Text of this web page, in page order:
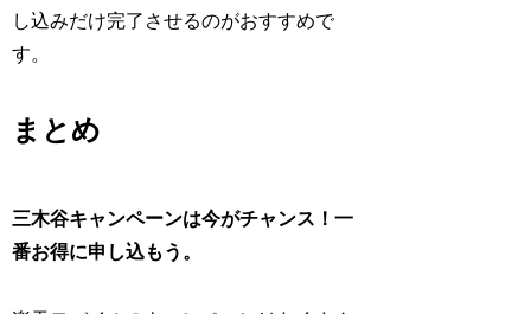
し込みだけ完了させるのがおすすめで
す。
まとめ
三木谷キャンペーンは今がチャンス！一
番お得に申し込もう。